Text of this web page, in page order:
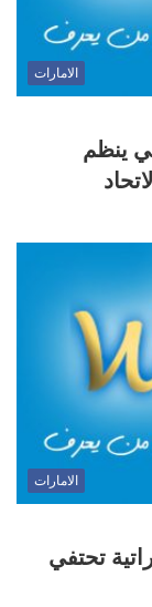
الامارات
ينظم
الامارات
تحتفي